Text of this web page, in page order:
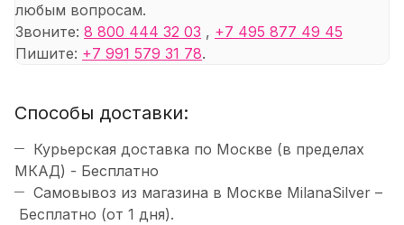
любым вопросам.
Звоните: 8 800 444 32 03 , +7 495 877 49 45
Пишите: +7 991 579 31 78.
Способы доставки:
Курьерская доставка по Москве (в пределах
МКАД) - Бесплатно
Самовывоз из магазина в Москве MilanaSilver –
Бесплатно (от 1 дня).